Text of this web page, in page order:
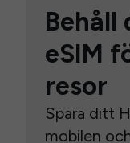
Behåll
eSIM
resor
Spara ditt
mobilen